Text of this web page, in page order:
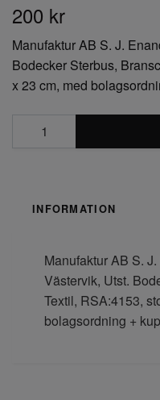
200 kr
Manufaktur AB S. J.
Bodecker Sterbus,
x 23 cm, med
INFORMATION
Manufaktur AB S.
Västervik, Utst.
Textil, RSA:4153,
bolagsordning +